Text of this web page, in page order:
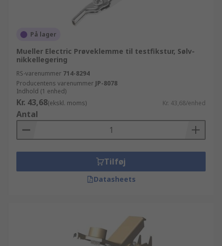
På lager
Mueller Electric Prøveklemme til testfikstur, Sølv-
nikkellegering
RS-varenummer 714-8294
Producentens varenummer JP-8078
Indhold (1 enhed)
Kr. 43,68(ekskl. moms) Kr. 43,68/enhed
Antal
Tilføj
Datasheets